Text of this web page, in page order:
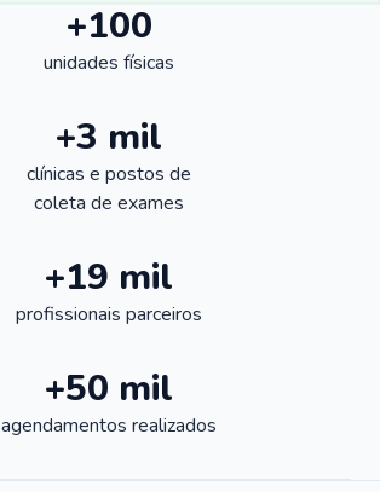
+100
unidades físicas
+3 mil
clínicas e postos de
coleta de exames
+19 mil
profissionais parceiros
+50 mil
agendamentos realizados